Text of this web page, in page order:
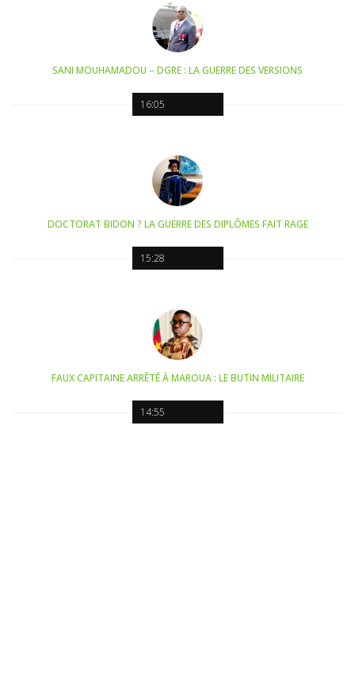
16:05
SANI MOUHAMADOU – DGRE : LA GUERRE DES VERSIONS
15:28
DOCTORAT BIDON ? LA GUERRE DES DIPLÔMES FAIT RAGE
14:55
FAUX CAPITAINE ARRÊTÉ À MAROUA : LE BUTIN MILITAIRE